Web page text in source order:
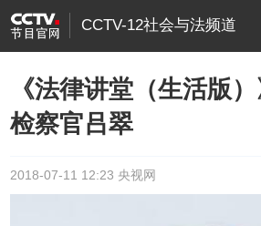
CCTV-12社会与法频道
《法律讲堂（生活版
检察官吕翠
2018-07-11 12:23 央视网